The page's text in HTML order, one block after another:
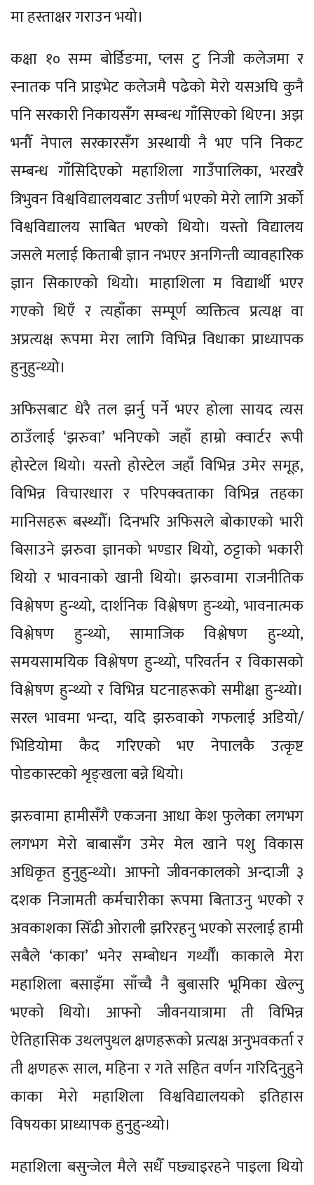
मा हस्ताक्षर गराउन भयो।
कक्षा १० सम्म बोर्डिङमा, प्लस टु निजी कलेजमा र
स्नातक पनि प्राइभेट कलेजमै पढेको मेरो यसअघि कुनै
पनि सरकारी निकायसँग सम्बन्ध गाँसिएको थिएन। अझ
भनौँ नेपाल सरकारसँग अस्थायी नै भए पनि निकट
सम्बन्ध गाँसिदिएको महाशिला गाउँपालिका, भरखरै
त्रिभुवन विश्वविद्यालयबाट उत्तीर्ण भएको मेरो लागि अर्को
विश्वविद्यालय साबित भएको थियो। यस्तो विद्यालय
जसले मलाई किताबी ज्ञान नभएर अनगिन्ती व्यावहारिक
ज्ञान सिकाएको थियो। माहाशिला म विद्यार्थी भएर
गएको थिएँ र त्यहाँका सम्पूर्ण व्यक्तित्व प्रत्यक्ष वा
अप्रत्यक्ष रूपमा मेरा लागि विभिन्न विधाका प्राध्यापक
हुनुहुन्थ्यो।
अफिसबाट धेरै तल झर्नु पर्ने भएर होला सायद त्यस
ठाउँलाई ‘झरुवा’ भनिएको जहाँ हाम्रो क्वार्टर रूपी
होस्टेल थियो। यस्तो होस्टेल जहाँ विभिन्न उमेर समूह,
विभिन्न विचारधारा र परिपक्वताका विभिन्न तहका
मानिसहरू बस्थ्यौँ। दिनभरि अफिसले बोकाएको भारी
बिसाउने झरुवा ज्ञानको भण्डार थियो, ठट्टाको भकारी
थियो र भावनाको खानी थियो। झरुवामा राजनीतिक
विश्लेषण हुन्थ्यो, दार्शनिक विश्लेषण हुन्थ्यो, भावनात्मक
विश्लेषण हुन्थ्यो, सामाजिक विश्लेषण हुन्थ्यो,
समयसामयिक विश्लेषण हुन्थ्यो, परिवर्तन र विकासको
विश्लेषण हुन्थ्यो र विभिन्न घटनाहरूको समीक्षा हुन्थ्यो।
सरल भावमा भन्दा, यदि झरुवाको गफलाई अडियो/
भिडियोमा कैद गरिएको भए नेपालकै उत्कृष्ट
पोडकास्टको शृङ्खला बन्ने थियो।
झरुवामा हामीसँगै एकजना आधा केश फुलेका लगभग
लगभग मेरो बाबासँग उमेर मेल खाने पशु विकास
अधिकृत हुनुहुन्थ्यो। आफ्नो जीवनकालको अन्दाजी ३
दशक निजामती कर्मचारीका रूपमा बिताउनु भएको र
अवकाशका सिँढी ओराली झरिरहनु भएको सरलाई हामी
सबैले ‘काका’ भनेर सम्बोधन गर्थ्यौँ। काकाले मेरा
महाशिला बसाइँमा साँच्चै नै बुबासरि भूमिका खेल्नु
भएको थियो। आफ्नो जीवनयात्रामा ती विभिन्न
ऐतिहासिक उथलपुथल क्षणहरूको प्रत्यक्ष अनुभवकर्ता र
ती क्षणहरू साल, महिना र गते सहित वर्णन गरिदिनुहुने
काका मेरो महाशिला विश्वविद्यालयको इतिहास
विषयका प्राध्यापक हुनुहुन्थ्यो।
महाशिला बसुन्जेल मैले सधैँ पछ्याइरहने पाइला थियो